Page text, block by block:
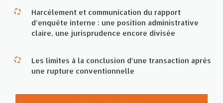
Harcèlement et communication du rapport
d’enquête interne : une position administrative
claire, une jurisprudence encore divisée
Les limites à la conclusion d’une transaction après
une rupture conventionnelle